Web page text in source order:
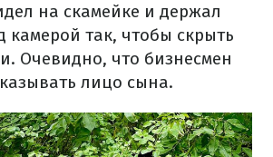
на скамейке и держал
камерой так, чтобы скрыть
Очевидно, что бизнесмен
лицо сына.